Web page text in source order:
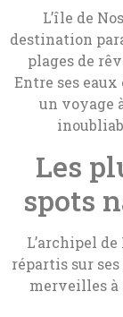
L’île de
destination
plages de
Entre ses
un voyage
Les
spots
L’archipel
répartis sur
merveilles à